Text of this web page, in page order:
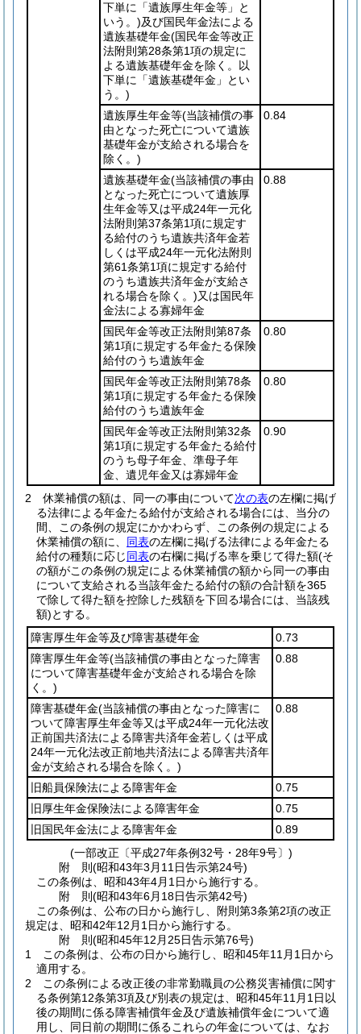
下単に「遺族厚生年金等」と
いう。)及び国民年金法による
遺族基礎年金(国民年金等改正
法附則第28条第1項の規定に
よる遺族基礎年金を除く。以
下単に「遺族基礎年金」とい
う。)
遺族厚生年金等(当該補償の事
由となった死亡について遺族
基礎年金が支給される場合を
除く。)
0.84
遺族基礎年金(当該補償の事由
となった死亡について遺族厚
生年金等又は平成24年一元化
法附則第37条第1項に規定す
る給付のうち遺族共済年金若
しくは平成24年一元化法附則
第61条第1項に規定する給付
のうち遺族共済年金が支給さ
れる場合を除く。)又は国民年
金法による寡婦年金
0.88
国民年金等改正法附則第87条
第1項に規定する年金たる保険
給付のうち遺族年金
0.80
国民年金等改正法附則第78条
第1項に規定する年金たる保険
給付のうち遺族年金
0.80
国民年金等改正法附則第32条
第1項に規定する年金たる給付
のうち母子年金、準母子年
金、遺児年金又は寡婦年金
0.90
2 休業補償の額は、同一の事由について次の表の左欄に掲げ
る法律による年金たる給付が支給される場合には、当分の
間、この条例の規定にかかわらず、この条例の規定による
休業補償の額に、 同表の左欄に掲げる法律による年金たる
給付の種類に応じ同表の右欄に掲げる率を乗じて得た額(そ
の額がこの条例の規定による休業補償の額から同一の事由
について支給される当該年金たる給付の額の合計額を365
で除して得た額を控除した残額を下回る場合には、当該残
額)とする。
障害厚生年金等及び障害基礎年金
0.73
障害厚生年金等(当該補償の事由となった障害
について障害基礎年金が支給される場合を除
く。)
0.88
障害基礎年金(当該補償の事由となった障害に
ついて障害厚生年金等又は平成24年一元化法改
正前国共済法による障害共済年金若しくは平成
24年一元化法改正前地共済法による障害共済年
金が支給される場合を除く。)
0.88
旧船員保険法による障害年金
0.75
旧厚生年金保険法による障害年金
0.75
旧国民年金法による障害年金
0.89
(一部改正〔平成27年条例32号・28年9号〕)
附 則(昭和43年3月11日告示第24号)
この条例は、昭和43年4月1日から施行する。
附 則(昭和43年6月18日告示第42号)
この条例は、公布の日から施行し、附則第3条第2項の改正
規定は、昭和42年12月1日から施行する。
附 則(昭和45年12月25日告示第76号)
1
この条例は、公布の日から施行し、昭和45年11月1日から
適用する。
2
この条例による改正後の非常勤職員の公務災害補償に関す
る条例第12条第3項及び別表の規定は、昭和45年11月1日以
後の期間に係る障害補償年金及び遺族補償年金について適
用し、同日前の期間に係るこれらの年金については、なお